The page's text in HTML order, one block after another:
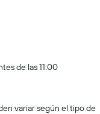
de las 11:00
variar según el tipo de